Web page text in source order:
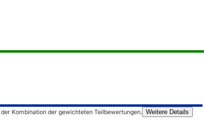
Kombination der gewichteten Teilbewertungen. Weitere Details